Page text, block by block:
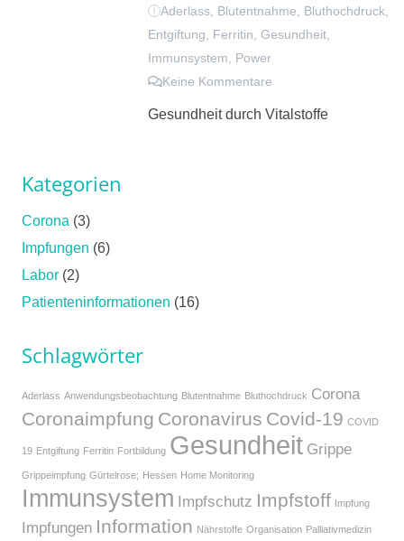
Aderlass Blutentnahme Bluthochdruck
Entgiftung
Ferritin Gesundheit
Immunsystem
Power
Keine Kommentare
Gesundheit durch Vitalstoffe
Kategorien
Corona (3)
Impfungen (6)
Labor (2)
Patienteninformationen (16)
Schlagwörter
Aderlass Anwendungsbeobachtung Blutentnahme Bluthochdruck Corona
Coronaimpfung Coronavirus Covid-19 COVID
19 Entgiftung Ferritin Fortbildung Gesundheit Grippe
Grippeimpfung Gürtelrose; Hessen Home Monitoring
Immunsystem Impfschutz Impfstoff Impfung
Impfungen Information Nährstoffe Organisation Palliativmedizin